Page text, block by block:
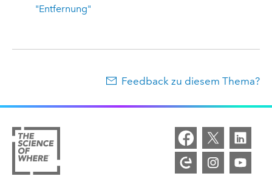
"Entfernung"
Feedback zu diesem Thema?